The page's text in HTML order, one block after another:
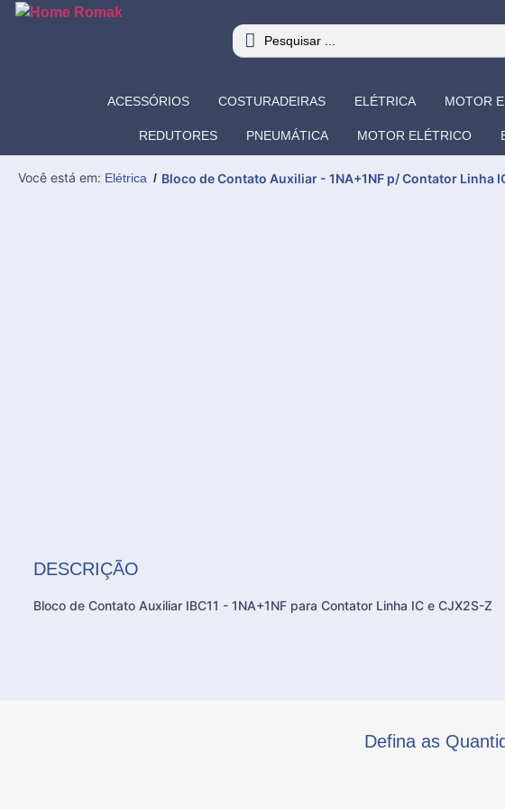
ACESSÓRIOS COSTURADEIRAS ELÉTRICA MOTOR
REDUTORES PNEUMÁTICA MOTOR ELÉTRICO
Você está em: Elétrica / Bloco de Contato Auxiliar - 1NA+1NF p/ Contator Linha
DESCRIÇÃO
Bloco de Contato Auxiliar IBC11 - 1NA+1NF para Contator Linha IC e CJX2S-Z
Defina as